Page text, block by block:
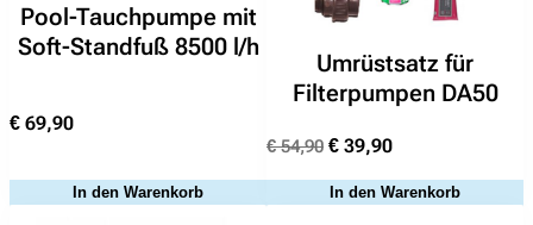
p
k
Pool-Tauchpumpe mit
Soft-Standfuß 8500 l/h
€ 69,90
In den Warenkorb
Umrüstsatz für
Filterpumpen DA50
€54,90 Ursprünglicher
war:
€ 39,90Aktueller
ist:
In den Warenkorb